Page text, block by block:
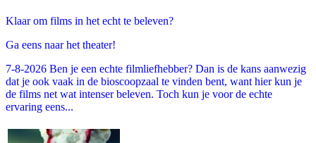
Klaar om films in het echt te beleven?
Ga eens naar het theater!
7-8-2026 Ben je een echte filmliefhebber? Dan is de kans aanwezig
dat je ook vaak in de bioscoopzaal te vinden bent, want hier kun je
de films net wat intenser beleven. Toch kun je voor de echte
ervaring eens...